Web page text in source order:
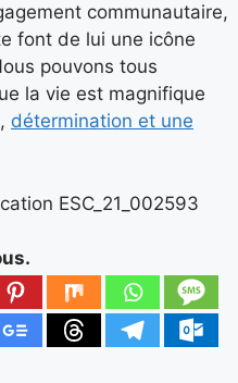
communautaire,
font de lui une icône
pouvons tous
la vie est magnifique
détermination et une
ESC_21_002593